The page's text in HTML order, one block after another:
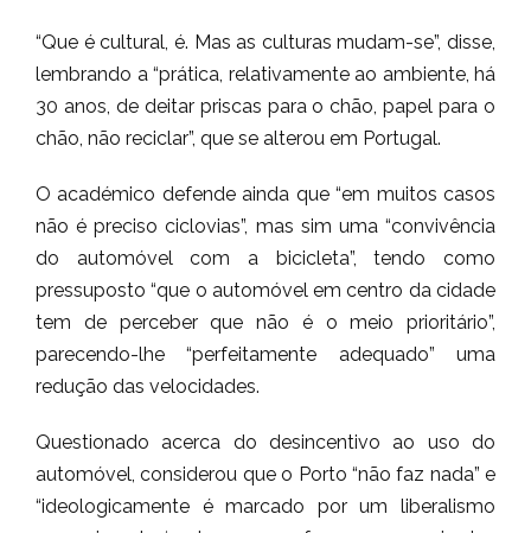
“Que é cultural, é. Mas as culturas mudam-se”, disse,
lembrando a “prática, relativamente ao ambiente, há
30 anos, de deitar priscas para o chão, papel para o
chão, não reciclar”, que se alterou em Portugal.
O académico defende ainda que “em muitos casos
não é preciso ciclovias”, mas sim uma “convivência
do automóvel com a bicicleta”, tendo como
pressuposto “que o automóvel em centro da cidade
tem de perceber que não é o meio prioritário”,
parecendo-lhe “perfeitamente adequado” uma
redução das velocidades.
Questionado acerca do desincentivo ao uso do
automóvel, considerou que o Porto “não faz nada” e
“ideologicamente é marcado por um liberalismo